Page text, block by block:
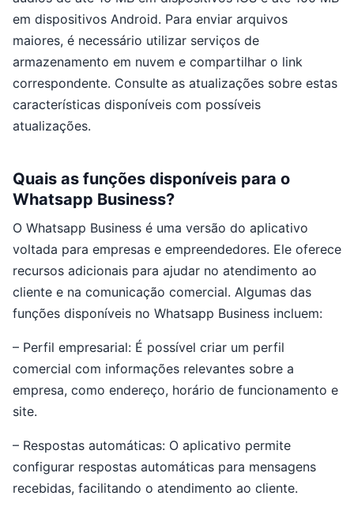
em dispositivos Android. Para enviar arquivos
maiores, é necessário utilizar serviços de
armazenamento em nuvem e compartilhar o link
correspondente. Consulte as atualizações sobre estas
características disponíveis com possíveis
atualizações.
Quais as funções disponíveis para o
Whatsapp Business?
O Whatsapp Business é uma versão do aplicativo
voltada para empresas e empreendedores. Ele oferece
recursos adicionais para ajudar no atendimento ao
cliente e na comunicação comercial. Algumas das
funções disponíveis no Whatsapp Business incluem:
– Perfil empresarial: É possível criar um perfil
comercial com informações relevantes sobre a
empresa, como endereço, horário de funcionamento e
site.
– Respostas automáticas: O aplicativo permite
configurar respostas automáticas para mensagens
recebidas, facilitando o atendimento ao cliente.